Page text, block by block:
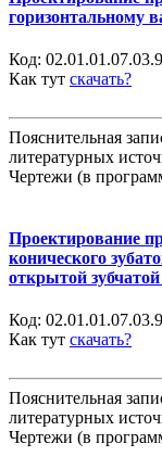
горизонтальному
Код:
Как тут скачать?
Пояснительная
литературных
Чертежи (в
Проектирование
конического
открытой
Код:
Как тут скачать?
Пояснительная
литературных
Чертежи (в